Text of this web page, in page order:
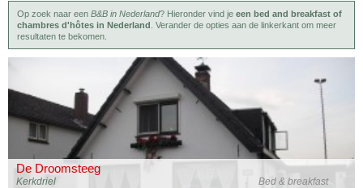
Op zoek naar een B&B in Nederland? Hieronder vind je een bed and breakfast of
chambres d'hôtes in Nederland . Verander de opties aan de linkerkant om meer
resultaten te bekomen.
De Droomsteeg
Bed & breakfast
Kerkdriel